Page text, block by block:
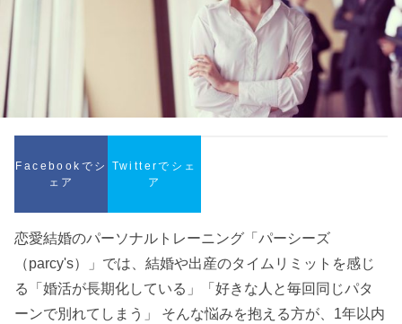
Facebookでシ
ェア
Twitterでシェ
ア
恋愛結婚のパーソナルトレーニング「パーシーズ
（parcy's）」では、結婚や出産のタイムリミットを感じ
る「婚活が長期化している」「好きな人と毎回同じパタ
ーンで別れてしまう」 そんな悩みを抱える方が、1年以内